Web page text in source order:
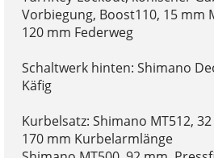
Vorbiegung, Boost110, 15 mm
120 mm Federweg
Schaltwerk hinten: Shimano
Käfig
Kurbelsatz: Shimano MT512,
170 mm Kurbelarmlänge